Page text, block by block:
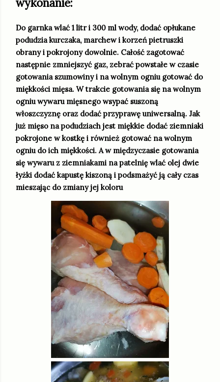
Do garnka wlać 1 litr i 300 ml wody, dodać opłukane
podudzia kurczaka, marchew i korzeń pietruszki
obrany i pokrojony dowolnie. Całość zagotować
następnie zmniejszyć gaz, zebrać powstałe w czasie
gotowania szumowiny i na wolnym ogniu gotować do
miękkości mięsa. W trakcie gotowania się na wolnym
ogniu wywaru mięsnego wsypać suszoną
włoszczyznę oraz dodać przyprawę uniwersalną. Jak
już mięso na podudziach jest miękkie dodać ziemniaki
pokrojone w kostkę i również gotować na wolnym
ogniu do ich miękkości. A w międzyczasie gotowania
się wywaru z ziemniakami na patelnię wlać olej dwie
łyżki dodać kapustę kiszoną i podsmażyć ją cały czas
mieszając do zmiany jej koloru